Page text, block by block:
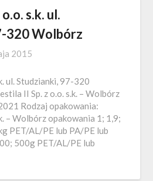
s.k. ul.
320 Wolbórz
2015
ul. Studzianki, 97-320
II Sp. z o.o. s.k. – Wolbórz
Rodzaj opakowania:
– Wolbórz opakowania 1; 1,9;
PET/AL/PE lub PA/PE lub
500g PET/AL/PE lub